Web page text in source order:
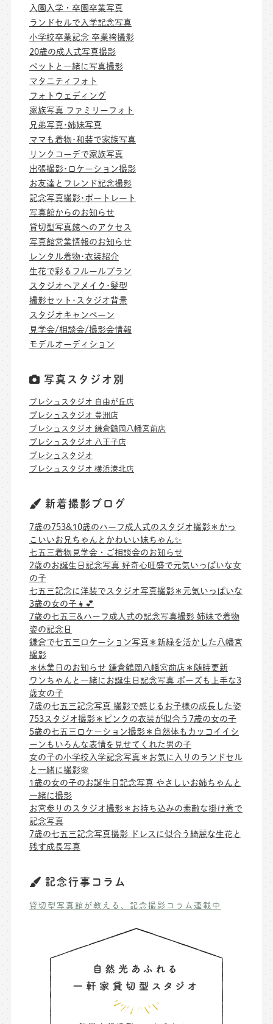
入園入学・卒園卒業写真
ランドセルで入学記念写真
小学校卒業記念 卒業袴撮影
20歳の成人式写真撮影
ペットと一緒に写真撮影
マタニティフォト
フォトウェディング
家族写真 ファミリーフォト
兄弟写真･姉妹写真
ママも着物･和装で家族写真
リンクコーデで家族写真
出張撮影･ロケーション撮影
お友達とフレンド記念撮影
記念写真撮影･ポートレート
写真館からのお知らせ
貸切型写真館へのアクセス
写真館営業情報のお知らせ
レンタル着物･衣装紹介
生花で彩るフルールプラン
スタジオヘアメイク･髪型
撮影セット･スタジオ背景
スタジオキャンペーン
見学会/相談会/撮影会情報
モデルオーディション
写真スタジオ別
プレシュスタジオ 自由が丘店
プレシュスタジオ 豊洲店
プレシュスタジオ 鎌倉鶴岡八幡宮前店
プレシュスタジオ 八王子店
プレシュスタジオ
プレシュスタジオ 横浜港北店
新着撮影ブログ
7歳の753&10歳のハーフ成人式のスタジオ撮影＊かっ
こいいお兄ちゃんとかわいい妹ちゃん✨
七五三着物見学会・ご相談会のお知らせ
2歳のお誕生日記念写真 好奇心旺盛で元気いっぱいな女
の子
七五三記念に洋装でスタジオ写真撮影＊元気いっぱいな
3歳の女の子👧💕
7歳の七五三&ハーフ成人式の記念写真撮影 姉妹で着物
姿の記念日
鎌倉で七五三ロケーション写真＊新緑を活かした八幡宮
撮影
＊休業日のお知らせ 鎌倉鶴岡八幡宮前店＊随時更新
ワンちゃんと一緒にお誕生日記念写真 ポーズも上手な3
歳女の子
7歳の七五三記念写真 撮影で感じるお子様の成長した姿
753スタジオ撮影＊ピンクの衣装が似合う7歳の女の子
5歳の七五三ロケーション撮影＊自然体もカッコイイシ
ーンもいろんな表情を見せてくれた男の子
女の子の小学校入学記念写真＊お気に入りのランドセル
と一緒に撮影🌸
1歳の女の子のお誕生日記念写真 やさしいお姉ちゃんと
一緒に撮影
お宮参りのスタジオ撮影＊お持ち込みの素敵な掛け着で
記念写真
7歳の七五三記念写真撮影 ドレスに似合う綺麗な生花と
残す成長写真
記念行事コラム
貸切型写真館が教える、記念撮影コラム連載中